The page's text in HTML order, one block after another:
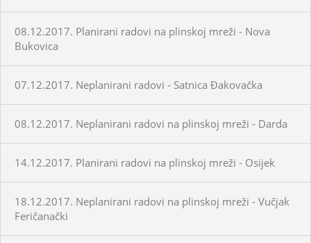
08.12.2017. Planirani radovi na plinskoj mreži - Nova
Bukovica
07.12.2017. Neplanirani radovi - Satnica Đakovačka
08.12.2017. Neplanirani radovi na plinskoj mreži - Darda
14.12.2017. Planirani radovi na plinskoj mreži - Osijek
18.12.2017. Neplanirani radovi na plinskoj mreži - Vučjak
Feričanački